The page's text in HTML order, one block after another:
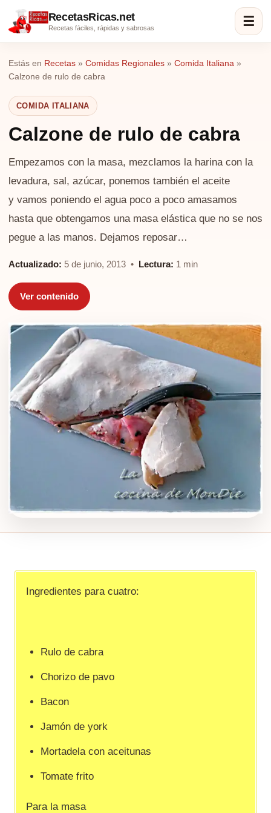
RecetasRicas.net
Recetas fáciles, rápidas y sabrosas ☰
Estás en Recetas » Comidas Regionales » Comida Italiana »
Calzone de rulo de cabra
COMIDA ITALIANA
Calzone de rulo de cabra
Empezamos con la masa, mezclamos la harina con la
levadura, sal, azúcar, ponemos también el aceite
y vamos poniendo el agua poco a poco amasamos
hasta que obtengamos una masa elástica que no se nos
pegue a las manos. Dejamos reposar…
Actualizado: 5 de junio, 2013 • Lectura: 1 min
Ver contenido
Ingredientes para cuatro:
Rulo de cabra
Chorizo de pavo
Bacon
Jamón de york
Mortadela con aceitunas
Tomate frito
Para la masa